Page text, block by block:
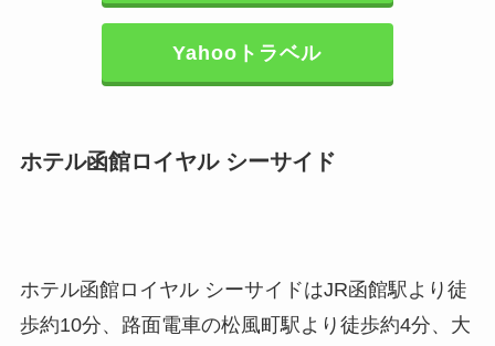
Yahooトラベル
ホテル函館ロイヤル シーサイド
ホテル函館ロイヤル シーサイドはJR函館駅より徒
歩約10分、路面電車の松風町駅より徒歩約4分、大